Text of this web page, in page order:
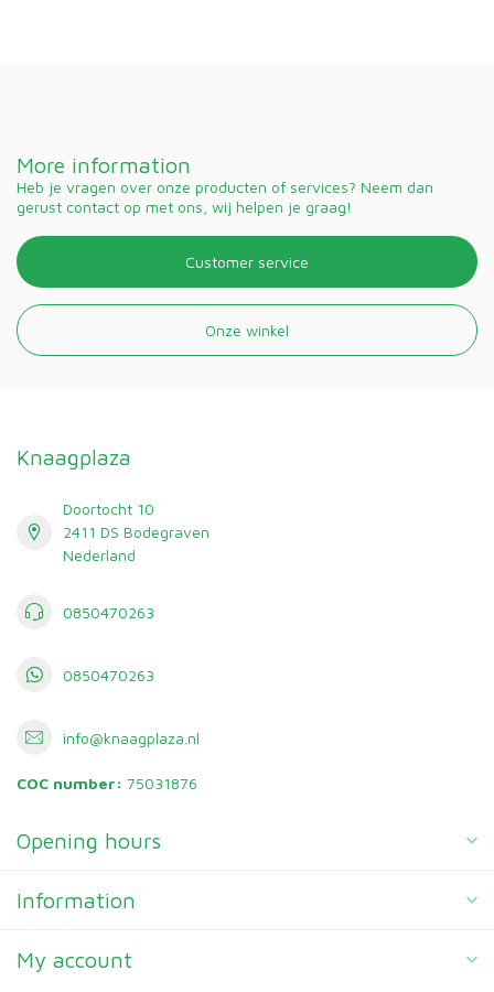
More information
Heb je vragen over onze producten of services? Neem dan
gerust contact op met ons, wij helpen je graag!
Customer service
Onze winkel
Knaagplaza
Doortocht 10
2411 DS Bodegraven
Nederland
0850470263
0850470263
info@knaagplaza.nl
COC number: 75031876
Opening hours
Information
My account